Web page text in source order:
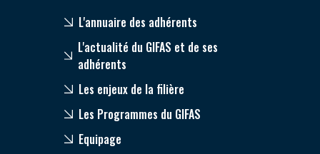
L'annuaire des adhérents
L'actualité du GIFAS et de ses
adhérents
Les enjeux de la filière
Les Programmes du GIFAS
Equipage